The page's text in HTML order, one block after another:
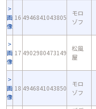
画
像
16 4946841043805
モロ
ゾフ
画
像
17 4902980473149
松風
屋
画
像
18 4946841043850
モロ
ゾフ